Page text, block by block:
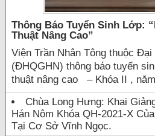
Thông Báo Tuyển Sinh Lớp:
Thuật Nâng Cao”
Viện Trần Nhân Tông thuộc
(ĐHQGHN) thông báo tuyển
thuật nâng cao – Khóa II ,
Chùa Long Hưng: Khai
Hán Nôm Khóa QH-2021-X
Tại Cơ Sở Vĩnh Ngọc.